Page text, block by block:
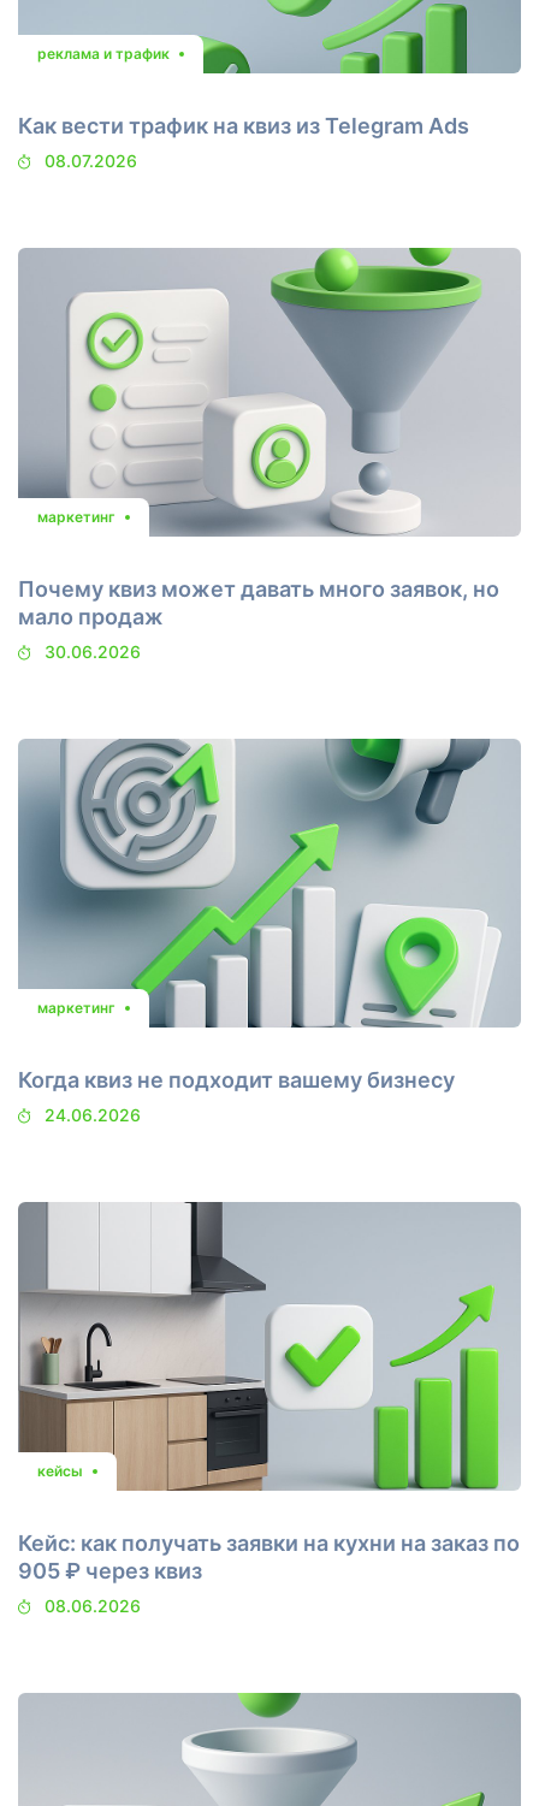
реклама и трафик
Как вести трафик на квиз из Telegram Ads
08.07.2026
маркетинг
Почему квиз может давать много заявок, но
мало продаж
30.06.2026
маркетинг
Когда квиз не подходит вашему бизнесу
24.06.2026
кейсы
Кейс: как получать заявки на кухни на заказ по
905 ₽ через квиз
08.06.2026